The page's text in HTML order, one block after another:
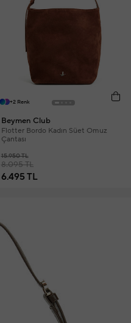
+2 Renk
Beymen Club
Flotter Bordo Kadın Süet Omuz
Çantası
15.950 TL
8.095 TL
6.495 TL